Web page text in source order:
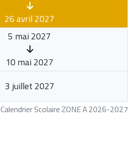
Calendrier Scolaire ZONE A 2026-2027
26 avril 2027
5 mai 2027
10 mai 2027
3 juillet 2027